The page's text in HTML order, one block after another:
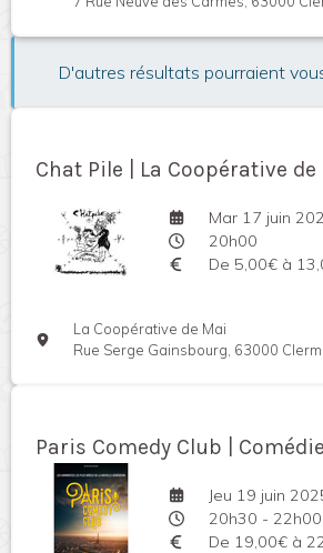
D'autres résultats pourraient
Chat Pile | La Coopérative de
Mar 17 juin
20h00
De 5,00€ à
La Coopérative de Mai
Rue Serge Gainsbourg, 63000
Paris Comedy Club |
Jeu 19 juin
20h30 - 22h00
De 19,00€ à